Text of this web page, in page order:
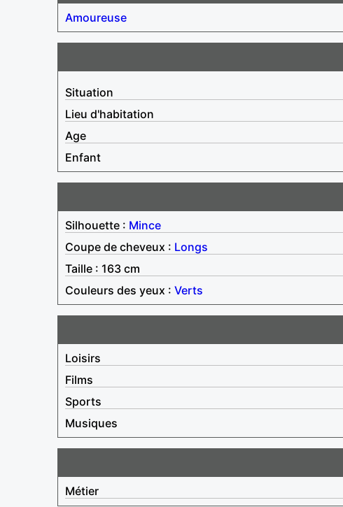
Amoureuse
Situation
Lieu d'habitation
Age
Enfant
Silhouette : Mince
Coupe de cheveux : Longs
Taille : 163 cm
Couleurs des yeux : Verts
Loisirs
Films
Sports
Musiques
Métier